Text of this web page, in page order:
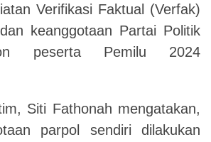
Verifikasi Faktual (Verfak)
keanggotaan Partai Politik
peserta Pemilu 2024
Siti Fathonah mengatakan,
parpol sendiri dilakukan